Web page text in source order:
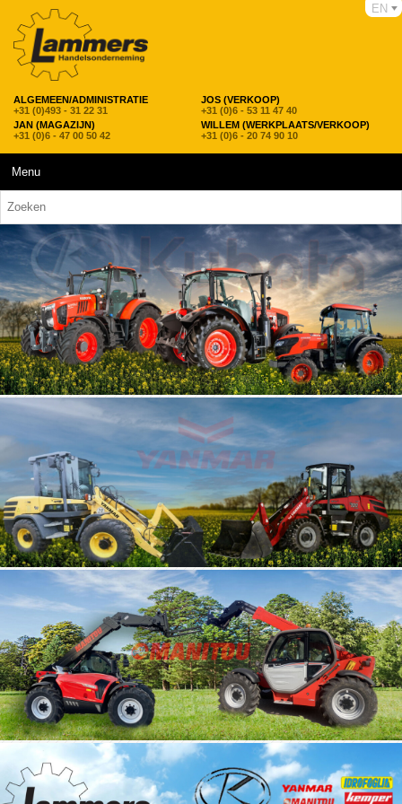
ALGEMEEN/ADMINISTRATIE
+31 (0)493 - 31 22 31
JOS (VERKOOP)
+31 (0)6 - 53 11 47 40
JAN (MAGAZIJN)
+31 (0)6 - 47 00 50 42
WILLEM (WERKPLAATS/VERKOOP)
+31 (0)6 - 20 74 90 10
EN
Menu